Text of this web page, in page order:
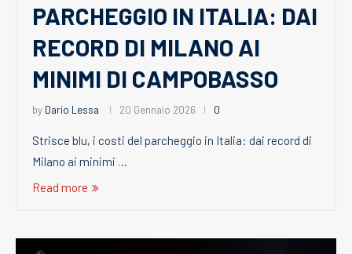
PARCHEGGIO IN ITALIA: DAI
RECORD DI MILANO AI
MINIMI DI CAMPOBASSO
by Dario Lessa 20 Gennaio 2026 0
Strisce blu, i costi del parcheggio in Italia: dai record di
Milano ai minimi …
Read more